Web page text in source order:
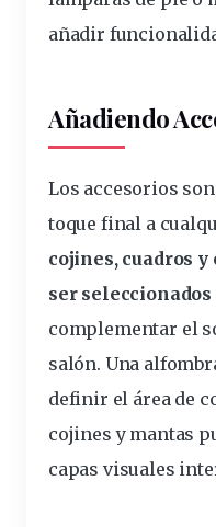
añadir
Añadiendo
Los accesorios
toque final a
cojines, cuadros
ser
complementar el
salón. Una
definir el área de
cojines y mantas
capas visuales